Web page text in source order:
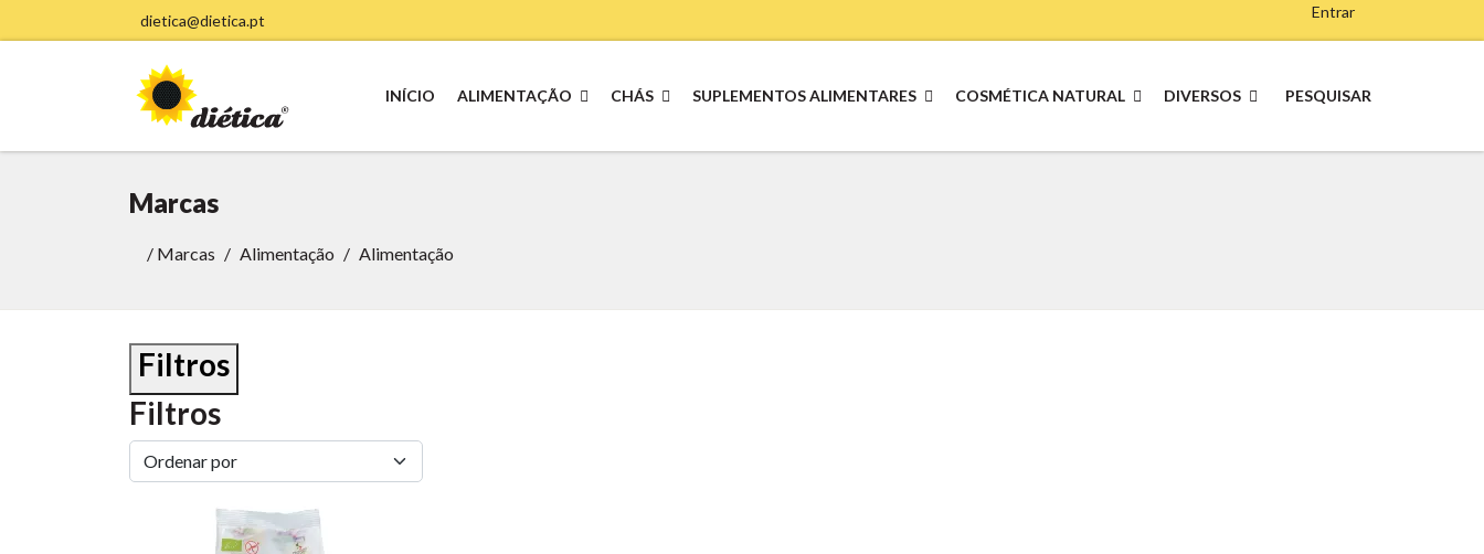
dietica@dietica.pt Entrar
INÍCIO ALIMENTAÇÃO CHÁS SUPLEMENTOS ALIMENTARES COSMÉTICA NATURAL DIVERSOS PESQUISAR
Marcas
/ Marcas Alimentação Alimentação
Filtros
Filtros